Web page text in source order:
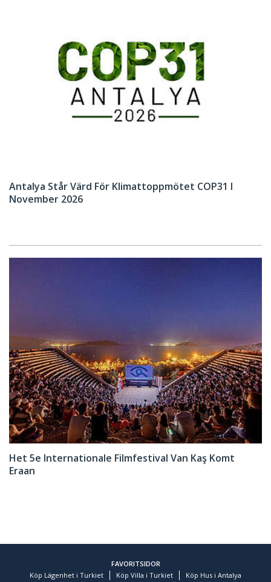
Antalya Står Värd För Klimattoppmötet COP31 I
November 2026
Het 5e Internationale Filmfestival Van Kaş Komt
Eraan
FAVORITSIDOR
Köp Lägenhet i Turkiet
Köp Villa i Turkiet Köp Hus i Antalya